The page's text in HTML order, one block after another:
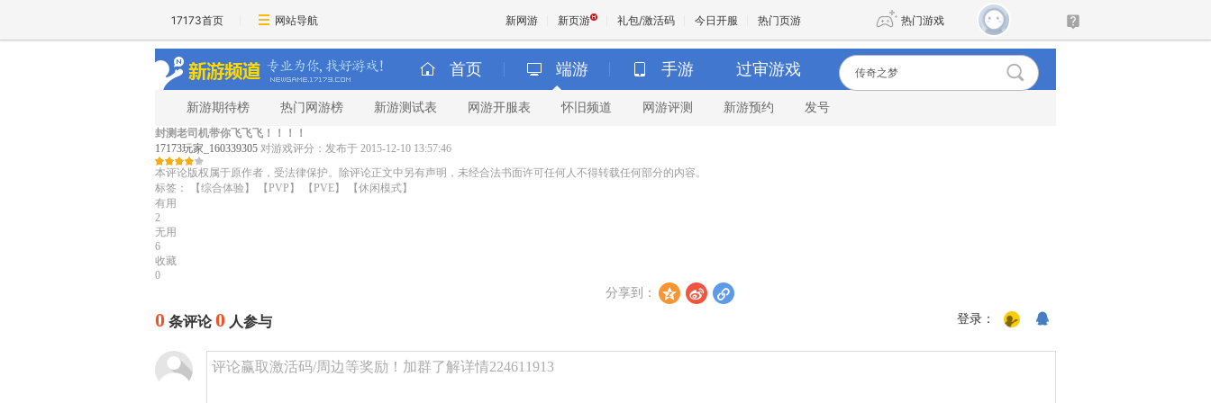
17173首页 网站导航 新网游 新页游 礼包/激活码 今日开服 热门页游 热门游戏
首页 端游 手游 过审游戏
新游期待榜 热门网游榜 新游测试表 网游开服表 怀旧频道 网游评测 新游预约 发号
封测老司机带你飞飞飞！！！！
17173玩家_160339305 对游戏评分： 发布于 2015-12-10 13:57:46
本评论版权属于原作者，受法律保护。除评论正文中另有声明，未经合法书面许可任何人不得转载任何部分的内容。
标签：
【综合体验】 【PVP】 【PVE】
【休闲模式】
有用
2
无用
6
收藏
0
分享到： z t l
0 条评论0 人参与 登录：
评论赢取激活码/周边等奖励！加群了解详情224611913